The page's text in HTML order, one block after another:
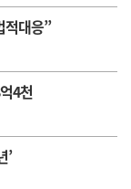
적대응”
4천
’